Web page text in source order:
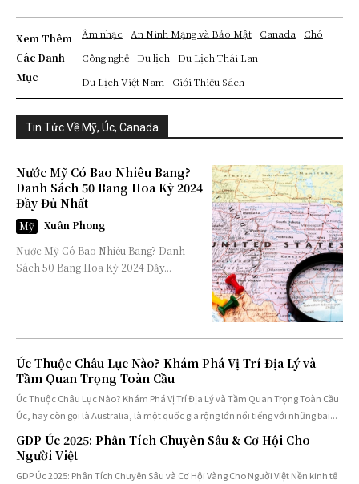
Xem Thêm
Các Danh
Mục
Âm nhạc An Ninh Mạng và Bảo Mật Canada
Chó
Công nghệ
Du lịch
Du Lịch Thái Lan
Du Lịch Việt Nam
Giới Thiệu Sách
Tin Tức Về Mỹ, Úc, Canada
Nước Mỹ Có Bao Nhiêu Bang?
Danh Sách 50 Bang Hoa Kỳ 2024
Đầy Đủ Nhất
Mỹ
Xuân Phong
Nước Mỹ Có Bao Nhiêu Bang? Danh
Sách 50 Bang Hoa Kỳ 2024 Đầy...
Úc Thuộc Châu Lục Nào? Khám Phá Vị Trí Địa Lý và
Tầm Quan Trọng Toàn Cầu
Úc Thuộc Châu Lục Nào? Khám Phá Vị Trí Địa Lý và Tầm Quan Trọng Toàn Cầu
Úc, hay còn gọi là Australia, là một quốc gia rộng lớn nổi tiếng với những bãi...
GDP Úc 2025: Phân Tích Chuyên Sâu & Cơ Hội Cho
Người Việt
GDP Úc 2025: Phân Tích Chuyên Sâu và Cơ Hội Vàng Cho Người Việt Nền kinh tế